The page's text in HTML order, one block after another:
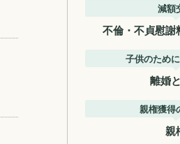
減額
不倫・不貞慰謝
子供のため
離婚
親権獲得
親